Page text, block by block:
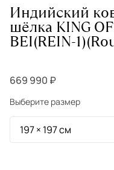
Индийский
шёлка KING OF
BEI(REIN-
669 990 ₽
Выберите размер